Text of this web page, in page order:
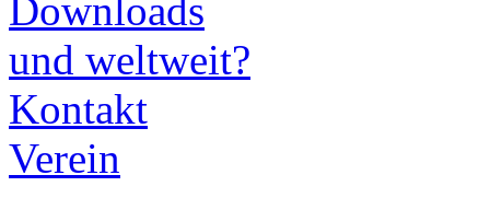
Downloads
und weltweit?
Kontakt
Verein